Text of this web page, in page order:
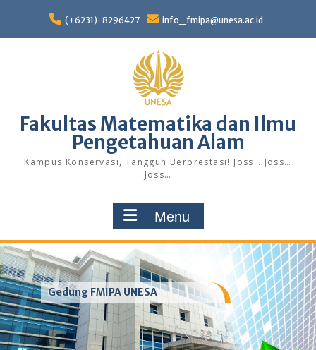
content
(+6231)-8296427 info_fmipa@unesa.ac.id
Fakultas Matematika dan Ilmu
Pengetahuan Alam
Kampus Konservasi, Tangguh Berprestasi! Joss… Joss…
Joss…
Menu
Gedung FMIPA UNESA